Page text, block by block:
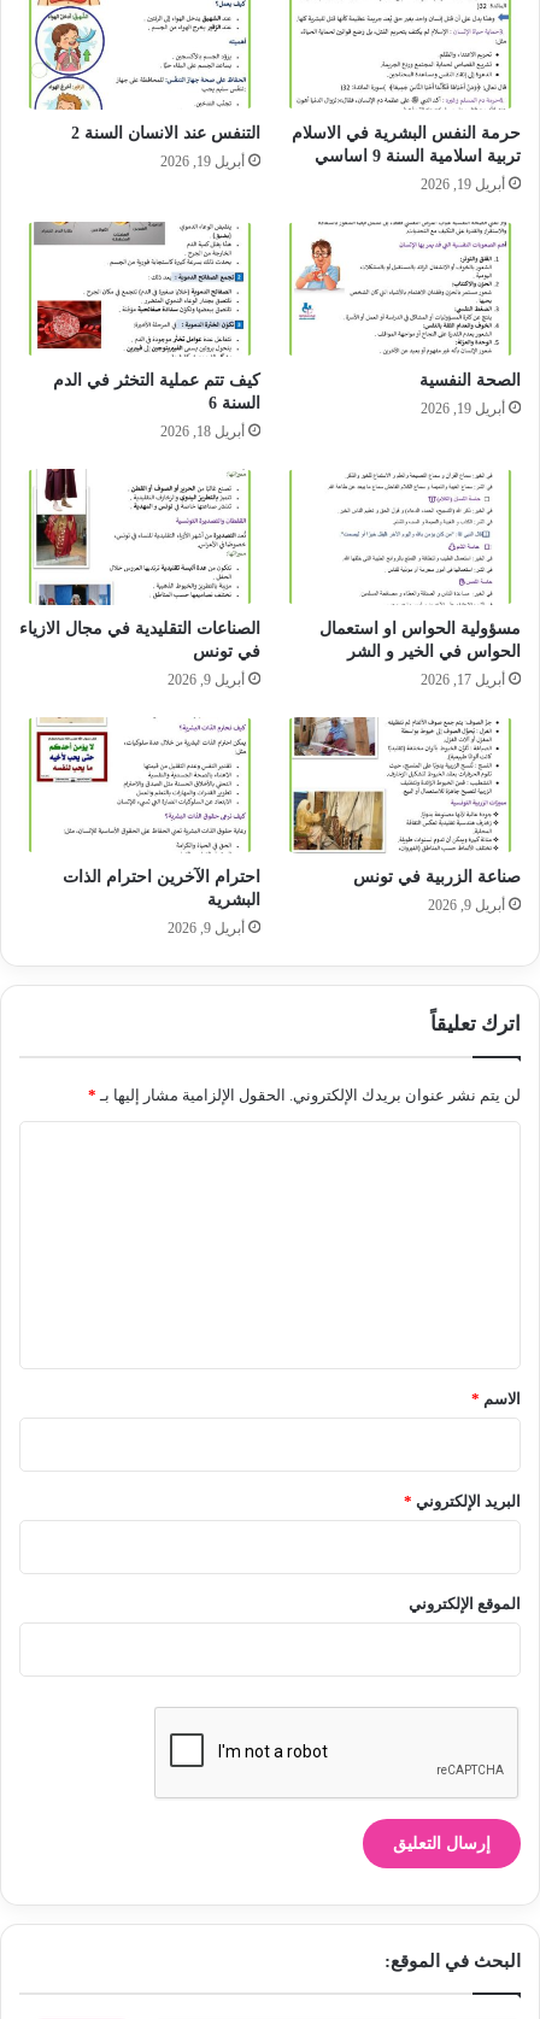
حرمة النفس البشرية في الاسلام
تربية اسلامية السنة 9 اساسي
أبريل 19, 2026
التنفس عند الانسان السنة 2
أبريل 19, 2026
الصحة النفسية
أبريل 19, 2026
كيف تتم عملية التخثر في الدم
السنة 6
أبريل 18, 2026
مسؤولية الحواس او استعمال
الحواس في الخير و الشر
أبريل 17, 2026
الصناعات التقليدية في مجال الازياء
في تونس
أبريل 9, 2026
صناعة الزربية في تونس
أبريل 9, 2026
احترام الآخرين احترام الذات
البشرية
أبريل 9, 2026
اترك تعليقاً
لن يتم نشر عنوان بريدك الإلكتروني. الحقول الإلزامية مشار إليها بـ *
*الاسم *
البريد الإلكتروني *
الموقع الإلكتروني
البحث في الموقع: